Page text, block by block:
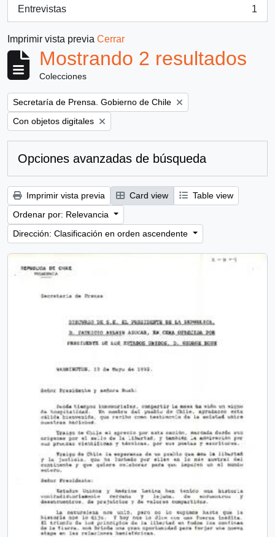
Entrevistas
, 1 resultados
1
Imprimir vista previa Cerrar
Mostrando 2 resultados
Colecciones
Remove filter:
Secretaría de Prensa. Gobierno de Chile
Remove filter:
Con objetos digitales
Opciones avanzadas de búsqueda
Imprimir vista previa Card view
Table view
Ordenar por: Relevancia
Dirección: Clasificación en orden ascendente